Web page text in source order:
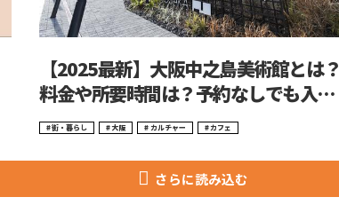
【2025最新】大阪中之島美術館とは？
料金や所要時間は？予約なしでも入れ
る？楽しみ方を写真付きで公開！
街・暮らし 大阪 カルチャー カフェ